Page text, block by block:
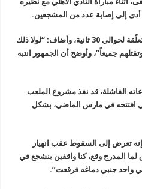
أدى إلى إصابة عدد من المشجعين.
أشار الشاهد إلى أن القطعة بقيت مُعلّقة لحوالي 30 ثانية، وأضاف: “لولا ذلك
جميعاً”، وأوضح أن الجمهور انتبه
الفاشلة، قد نفذ مشروع الملعب
افتتحه في مارس الماضي، بشكل
إنه تعرض إلى السقوط عقب انهيار
المدرج وقع، كنا واقفين بنشجع في
في واحد جنبي دماغه فرقعت”.